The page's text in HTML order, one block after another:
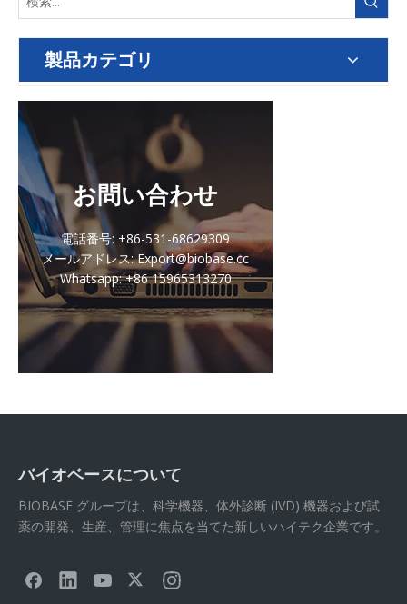
製品カテゴリ
お問い合わせ
電話番号: +86-531-68629309
メールアドレス: Export@biobase.cc
Whatsapp: +86 15965313270
バイオベースについて
BIOBASE グループは、科学機器、体外診断 (IVD) 機器および試
薬の開発、生産、管理に焦点を当てた新しいハイテク企業です。